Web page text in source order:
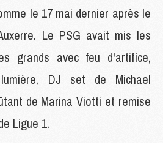
le 17 mai dernier après le
Le PSG avait mis les
grands avec feu d'artifice,
DJ set de Michael
de Marina Viotti et remise
Ligue 1.